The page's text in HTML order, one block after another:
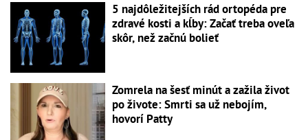
5 najdôležitejších rád ortopéda pre
zdravé kosti a kĺby: Začať treba oveľa
skôr, než začnú bolieť
Zomrela na šesť minút a zažila život
po živote: Smrti sa už nebojím,
hovorí Patty